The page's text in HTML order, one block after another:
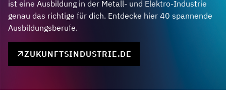
ist eine Ausbildung in der Metall- und Elektro-Industrie
genau das richtige für dich. Entdecke hier 40 spannende
Ausbildungsberufe.
ZUKUNFTSINDUSTRIE.DE